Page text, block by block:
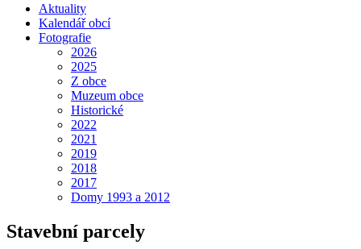
Aktuality
Kalendář obcí
Fotografie
2026
2025
Z obce
Muzeum obce
Historické
2022
2021
2019
2018
2017
Domy 1993 a 2012
Stavební parcely